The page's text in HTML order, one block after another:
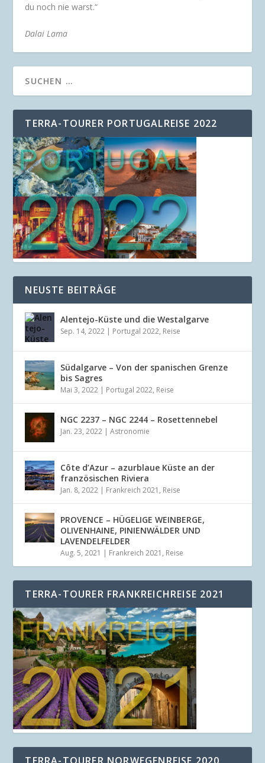
du noch nie warst.“
Dalai Lama
TERRA-TOURER PORTUGALREISE 2022
NEUSTE BEITRÄGE
Alentejo-Küste und die Westalgarve
Sep. 14, 2022 | Portugal 2022, Reise
Südalgarve – Von der spanischen Grenze
bis Sagres
Mai 3, 2022 | Portugal 2022, Reise
NGC 2237 – NGC 2244 – Rosettennebel
Jan. 23, 2022 |Astronomie
Côte d’Azur – azurblaue Küste an der
französischen Riviera
Jan. 8, 2022 | Frankreich 2021 , Reise
PROVENCE – HÜGELIGE WEINBERGE,
OLIVENHAINE, PINIENWÄLDER UND
LAVENDELFELDER
Aug. 5, 2021 | Frankreich 2021 , Reise
TERRA-TOURER FRANKREICHREISE 2021